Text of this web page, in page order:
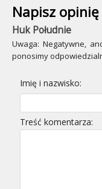
Napisz
Huk Południe
Uwaga: Negatywne,
ponosimy
Imię i nazwisko:
Treść komentarza: